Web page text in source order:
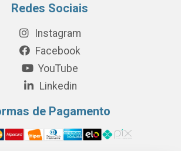
Redes Sociais
Instagram
Facebook
YouTube
Linkedin
de Pagamento